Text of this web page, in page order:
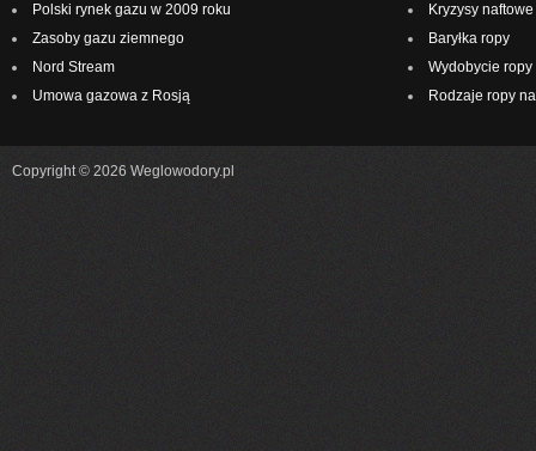
Polski rynek gazu w 2009 roku
Zasoby gazu ziemnego
Nord Stream
Umowa gazowa z Rosją
Kryzysy naftowe
Baryłka ropy
Wydobycie
Rodzaje ropy
Copyright © 2026 Weglowodory.pl